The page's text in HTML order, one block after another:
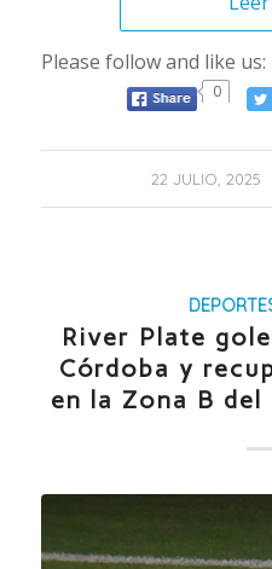
Please follow and like us:
0
22 JULIO, 2025
River Plate
Córdoba y
en la Zona B